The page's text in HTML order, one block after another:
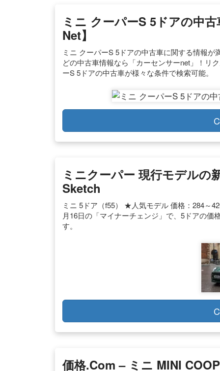
ミニ クーパーS 5ドアの中
Net】
ミニ クーパーS 5ドアの中古車に関する情報
どの中古車情報なら「カーセンサーnet」！リ
ーS 5ドアの中古車が様々な条件で検索可能。
ミニクーパー 現行モデルの
Sketch
ミニ 5ドア（f55） ★人気モデル 価格：284～
月16日の「マイナーチェンジ」で、5ドアの価
す。
価格.com – ミニ MINI